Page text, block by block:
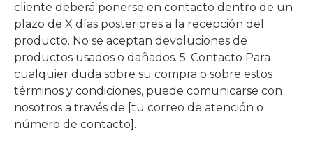
cliente deberá ponerse en contacto dentro de un
plazo de X días posteriores a la recepción del
producto. No se aceptan devoluciones de
productos usados o dañados. 5. Contacto Para
cualquier duda sobre su compra o sobre estos
términos y condiciones, puede comunicarse con
nosotros a través de [tu correo de atención o
número de contacto].